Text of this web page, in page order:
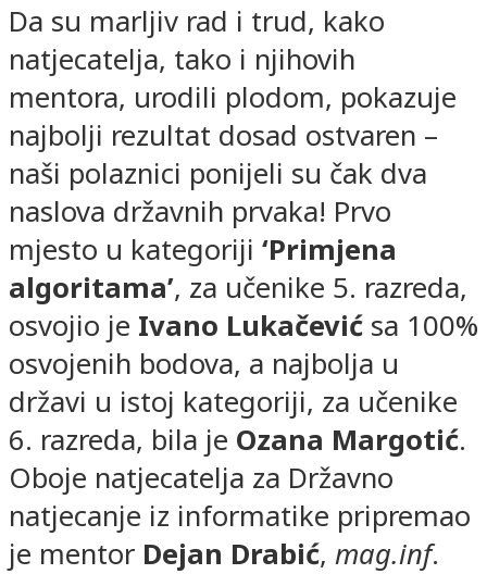
Da su marljiv rad i trud, kako
natjecatelja, tako i njihovih
mentora, urodili plodom, pokazuje
najbolji rezultat dosad ostvaren –
naši polaznici ponijeli su čak dva
naslova državnih prvaka! Prvo
mjesto u kategoriji ‘Primjena
algoritama’, za učenike 5. razreda,
osvojio je Ivano Lukačević sa 100%
osvojenih bodova, a najbolja u
državi u istoj kategoriji, za učenike
6. razreda, bila je Ozana Margotić.
Oboje natjecatelja za Državno
natjecanje iz informatike pripremao
je mentor Dejan Drabić, mag.inf.